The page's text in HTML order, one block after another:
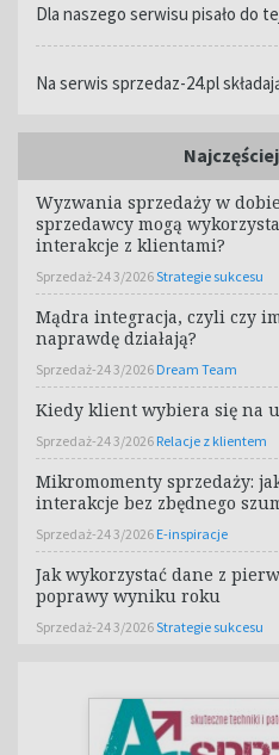
Dla naszego serwisu pisało do
Na serwis sprzedaz-24.pl
Wyzwania sprzedaży w
sprzedawcy mogą
interakcje z klientami?
Sprzedaż-24 3/2026Strategie sukcesu
Mądra integracja, czyli czy
naprawdę działają?
Sprzedaż-24 3/2026 Dream Team
Kiedy klient wybiera się na
Sprzedaż-24 3/2026 Relacje z klientem
Mikromomenty sprzedaży:
interakcje bez zbędnego
Sprzedaż-24 3/2026 E-inspiracje
Jak wykorzystać dane z
poprawy wyniku roku
Sprzedaż-24 3/2026Strategie sukcesu